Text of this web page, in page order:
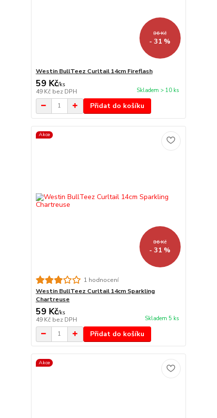
86 Kč
- 31 %
Westin BullTeez Curltail 14cm Fireflash
59 Kč/ks
49 Kč bez DPH Skladem > 10 ks
Přidat do košíku
Akce
86 Kč
- 31 %
1 hodnocení
Westin BullTeez Curltail 14cm Sparkling
Chartreuse
59 Kč/ks
49 Kč bez DPH Skladem 5 ks
Přidat do košíku
Akce